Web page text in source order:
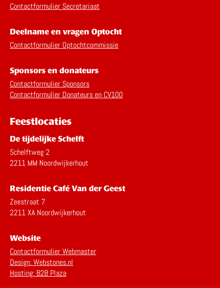
Contactformulier Secretariaat
Deelname en vragen Optocht
Contactformulier Optochtcommissie
Sponsors en donateurs
Contactformulier Sponsors
Contactformulier Donateurs en CV100
Feestlocaties
De tijdelijke Schelft
Schelftweg 2
2211 MM Noordwijkerhout
Residentie Café Van der Geest
Zeestraat 7
2211 XA Noordwijkerhout
Website
Contactformulier Webmaster
Design: Webstones.nl
Hosting: B2B Plaza